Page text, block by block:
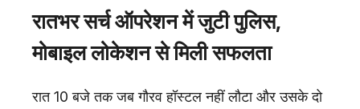
रातभर सर्च ऑपरेशन में जुटी पुलिस,
मोबाइल लोकेशन से मिली सफलता
रात 10 बजे तक जब गौरव हॉस्टल नहीं लौटा और उसके दो